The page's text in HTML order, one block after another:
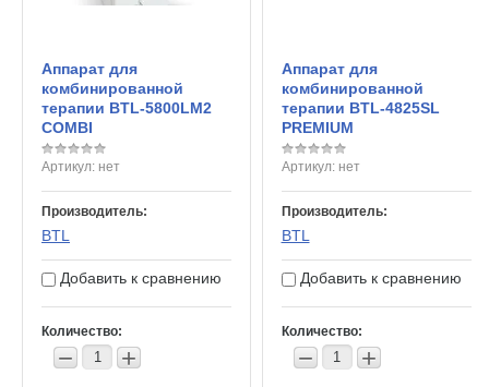
Аппарат для
комбинированной
терапии BTL-5800LM2
COMBI
Артикул: нет
Производитель:
BTL
Добавить к сравнению
Количество:
− +
Аппарат для
комбинированной
терапии BTL-4825SL
PREMIUM
Артикул:нет
Производитель:
BTL
Добавить к сравнению
Количество:
− +